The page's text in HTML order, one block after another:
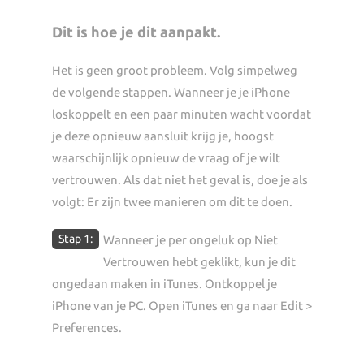
Dit is hoe je dit aanpakt.
Het is geen groot probleem. Volg simpelweg
de volgende stappen. Wanneer je je iPhone
loskoppelt en een paar minuten wacht voordat
je deze opnieuw aansluit krijg je, hoogst
waarschijnlijk opnieuw de vraag of je wilt
vertrouwen. Als dat niet het geval is, doe je als
volgt: Er zijn twee manieren om dit te doen.
Stap 1:
Wanneer je per ongeluk op Niet
Vertrouwen hebt geklikt, kun je dit
ongedaan maken in iTunes. Ontkoppel je
iPhone van je PC. Open iTunes en ga naar Edit >
Preferences.